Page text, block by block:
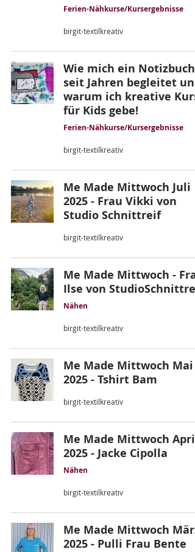
Ferien-Nähkurse/Kursergebnisse
birgit-textilkreativ
Wie mich ein Notizbuch
seit Jahren begleitet und
warum ich kreative
für Kids gebe!
Ferien-Nähkurse/Kursergebnisse
birgit-textilkreativ
Me Made Mittwoch Juli
2025 - Frau Vikki von
Studio Schnittreif
birgit-textilkreativ
Me Made Mittwoch -
Ilse von
Nähen
birgit-textilkreativ
Me Made Mittwoch Mai
2025 - Tshirt Bam
birgit-textilkreativ
Me Made Mittwoch April
2025 - Jacke Cipolla
Nähen
birgit-textilkreativ
Me Made Mittwoch März
2025 - Pulli Frau Bente